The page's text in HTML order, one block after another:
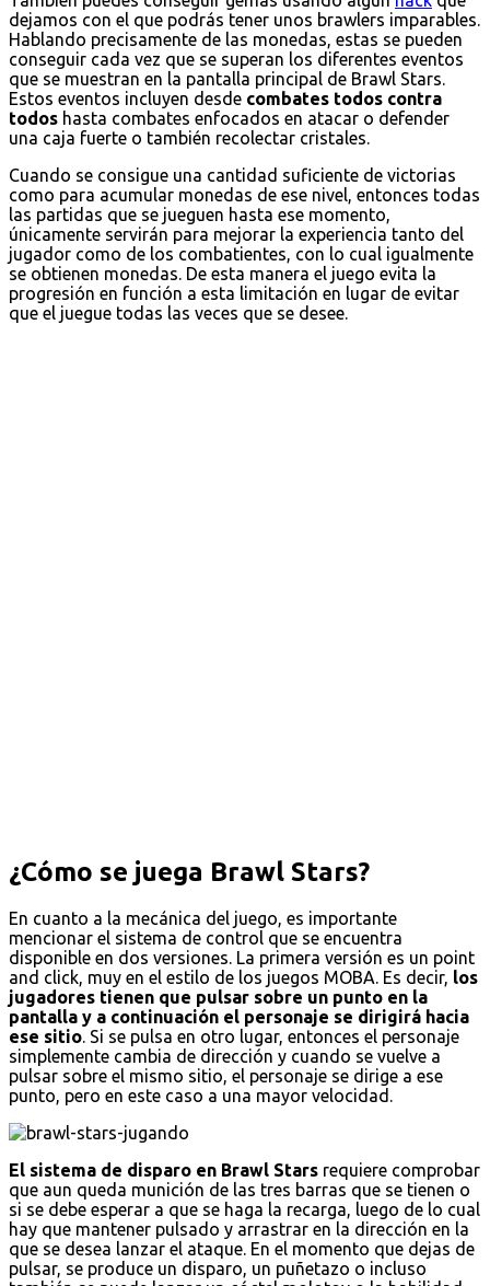
dejamos con el que podrás tener unos brawlers imparables.
Hablando precisamente de las monedas, estas se pueden
conseguir cada vez que se superan los diferentes eventos
que se muestran en la pantalla principal de Brawl Stars.
Estos eventos incluyen desde combates todos contra
todos hasta combates enfocados en atacar o defender
una caja fuerte o también recolectar cristales.
Cuando se consigue una cantidad suficiente de victorias
como para acumular monedas de ese nivel, entonces todas
las partidas que se jueguen hasta ese momento,
únicamente servirán para mejorar la experiencia tanto del
jugador como de los combatientes, con lo cual igualmente
se obtienen monedas. De esta manera el juego evita la
progresión en función a esta limitación en lugar de evitar
que el juegue todas las veces que se desee.
¿Cómo se juega Brawl Stars?
En cuanto a la mecánica del juego, es importante
mencionar el sistema de control que se encuentra
disponible en dos versiones. La primera versión es un point
and click, muy en el estilo de los juegos MOBA. Es decir, los
jugadores tienen que pulsar sobre un punto en la
pantalla y a continuación el personaje se dirigirá hacia
ese sitio. Si se pulsa en otro lugar, entonces el personaje
simplemente cambia de dirección y cuando se vuelve a
pulsar sobre el mismo sitio, el personaje se dirige a ese
punto, pero en este caso a una mayor velocidad.
El sistema de disparo en Brawl Stars requiere comprobar
que aun queda munición de las tres barras que se tienen o
si se debe esperar a que se haga la recarga, luego de lo cual
hay que mantener pulsado y arrastrar en la dirección en la
que se desea lanzar el ataque. En el momento que dejas de
pulsar, se produce un disparo, un puñetazo o incluso